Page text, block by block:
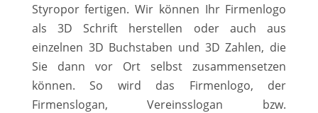
Styropor fertigen. Wir können Ihr Firmenlogo
als 3D Schrift herstellen oder auch aus
einzelnen 3D Buchstaben und 3D Zahlen, die
Sie dann vor Ort selbst zusammensetzen
können. So wird das Firmenlogo, der
Firmenslogan, Vereinsslogan bzw.